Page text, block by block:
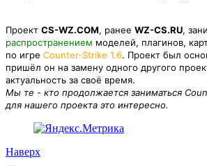
Проект CS-WZ.COM, ранее WZ-CS.RU,
распространением моделей, плагинов,
по игре Counter-Strike 1.6. Проект был
пришёл он на замену одного другого
актуальность за своё время.
Мы те - кто продолжается заниматься
для нашего проекта это интересно.
Наверх